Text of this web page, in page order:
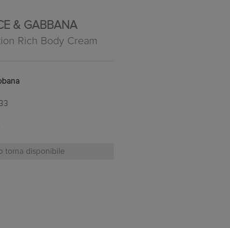
& GABBANA
Rich Body Cream